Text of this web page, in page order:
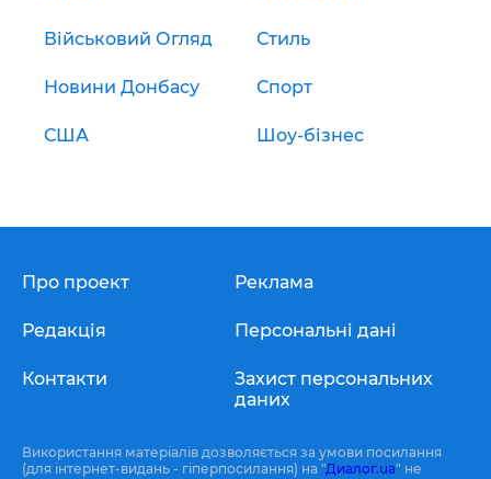
Військовий Огляд Стиль
Новини Донбасу Спорт
США Шоу-бізнес
Про проект
Редакція
Контакти
Реклама
Персональні дані
Захист персональних
даних
Використання матеріалів дозволяється за умови посилання
(для інтернет-видань - гіперпосилання) на "Диалог.ua" не